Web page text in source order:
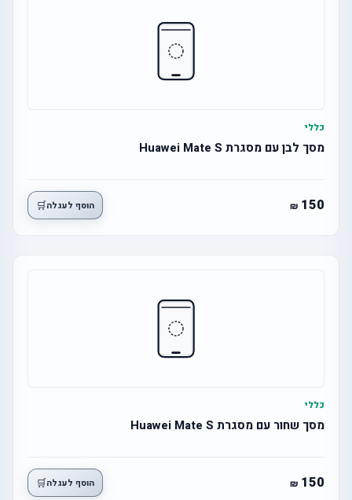
כללי
מסך לבן עם מסגרת Huawei Mate S
150 הוסף לעגלה🛒
כללי
מסך שחור עם מסגרת Huawei Mate S
150 הוסף לעגלה🛒